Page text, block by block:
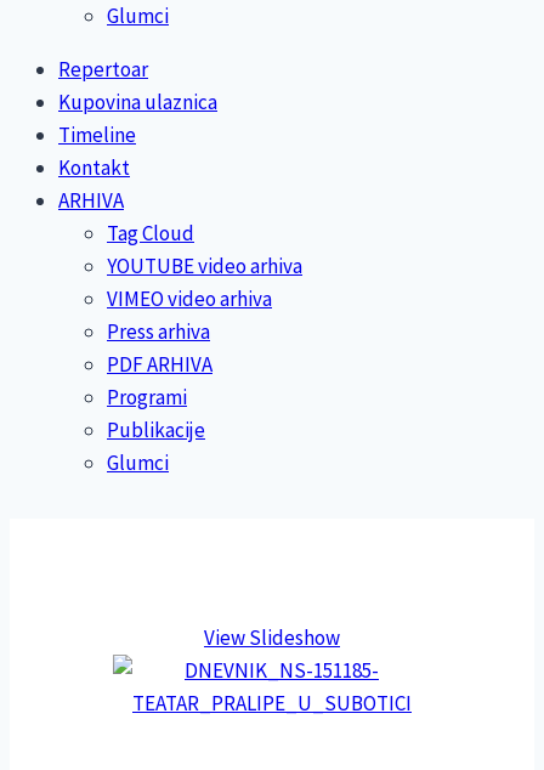
Glumci
Repertoar
Kupovina ulaznica
Timeline
Kontakt
ARHIVA
Tag Cloud
YOUTUBE video arhiva
VIMEO video arhiva
Press arhiva
PDF ARHIVA
Programi
Publikacije
Glumci
View Slideshow